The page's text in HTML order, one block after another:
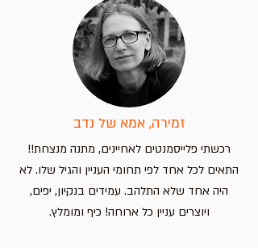
זמירה, אמא של נדב
רכשתי פלייסמנטים לאחיינים, מתנה מנצחת!!
התאים לכל אחד לפי תחומי העניין והגיל שלו. לא
היה אחד שלא התלהב. עמידים בנקיון, יפים,
ויוצרים עניין כל ארוחה! כיף ומומלץ.